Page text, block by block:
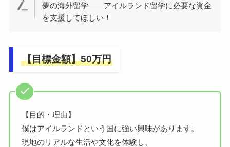
夢の海外留学——アイルランド留学に必要な資金
を支援してほしい！
【目標金額】50万円
【目的・理由】
僕はアイルランドという国に強い興味があります。
現地のリアルな生活や文化を体験し、